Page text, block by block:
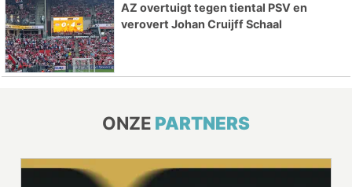
AZ overtuigt tegen tiental PSV en
verovert Johan Cruijff Schaal
ONZE PARTNERS